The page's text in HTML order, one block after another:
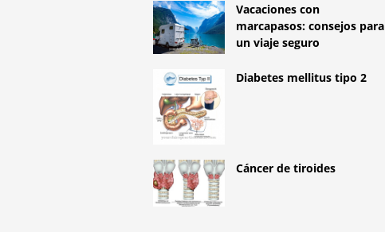
Vacaciones con
marcapasos: consejos para
un viaje seguro
Diabetes mellitus tipo 2
Cáncer de tiroides